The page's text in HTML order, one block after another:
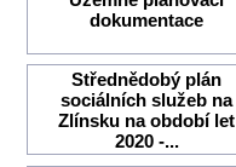
dokumentace
Střednědobý plán
sociálních služeb na
Zlínsku na období let
2020 -...